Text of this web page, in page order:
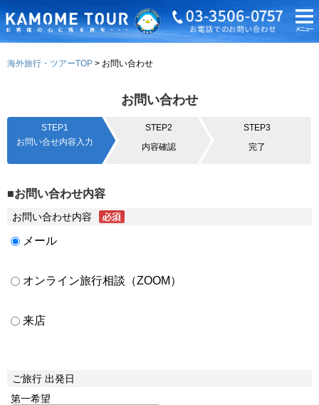
海外旅行・ツアーTOP お問い合わせ
お問い合わせ
STEP1
お問い合せ内容入力
STEP2
内容確認
STEP3
完了
■お問い合わせ内容
お問い合わせ内容
メール
オンライン旅行相談（ZOOM）
来店
ご旅行 出発日
第一希望